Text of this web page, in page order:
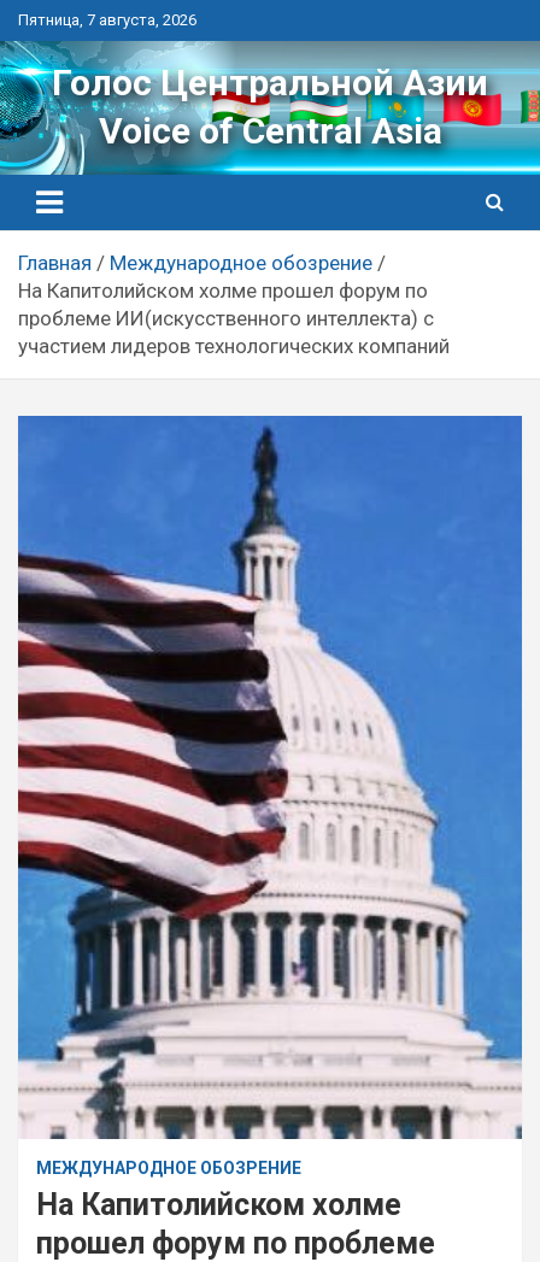
Перейти
к
контенту
Пятница, 7 августа, 2026
Голос Центральной Азии
Voice of Central Asia
Главная
Международное обозрение
На Капитолийском холме прошел форум по
проблеме ИИ(искусственного интеллекта) с
участием лидеров технологических компаний
МЕЖДУНАРОДНОЕ ОБОЗРЕНИЕ
На Капитолийском холме
прошел форум по проблеме